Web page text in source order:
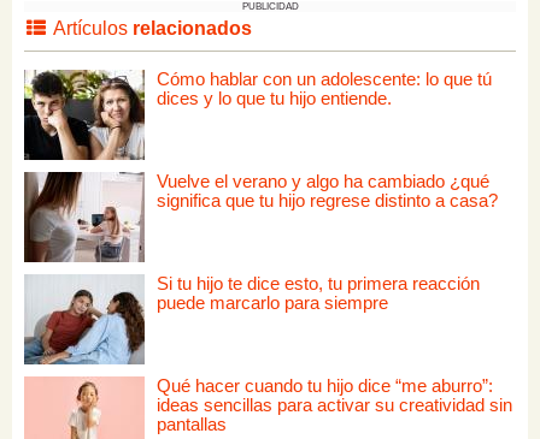
PUBLICIDAD
Artículos relacionados
Cómo hablar con un adolescente: lo que tú
dices y lo que tu hijo entiende.
Vuelve el verano y algo ha cambiado ¿qué
significa que tu hijo regrese distinto a casa?
Si tu hijo te dice esto, tu primera reacción
puede marcarlo para siempre
Qué hacer cuando tu hijo dice “me aburro”:
ideas sencillas para activar su creatividad sin
pantallas